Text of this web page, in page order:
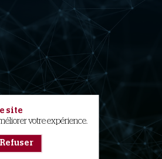
site
votre expérience.
Refuser